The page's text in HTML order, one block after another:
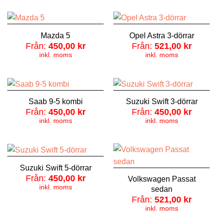
Mazda 5
Från: 450,00 kr
inkl. moms
Opel Astra 3-dörrar
Från: 521,00 kr
inkl. moms
Saab 9-5 kombi
Från: 450,00 kr
inkl. moms
Suzuki Swift 3-dörrar
Från: 450,00 kr
inkl. moms
Suzuki Swift 5-dörrar
Från: 450,00 kr
inkl. moms
Volkswagen Passat
sedan
Från: 521,00 kr
inkl. moms